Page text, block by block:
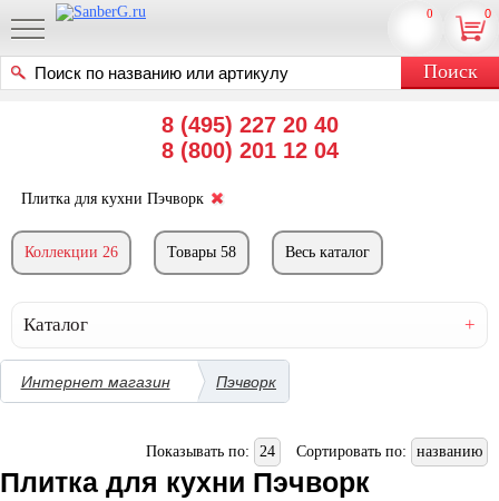
8 (495) 227 20 40
8 (800) 201 12 04
0
0
Плитка для кухни Пэчворк
Коллекции 26 Товары 58 Весь каталог
Каталог
Интернет магазин Пэчворк
Показывать по: 24 Сортировать по: названию
Плитка для кухни Пэчворк